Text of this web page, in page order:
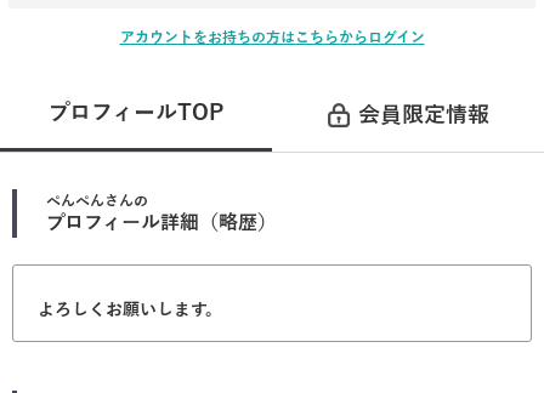
アカウントをお持ちの方はこちらからログイン
プロフィールTOP 会員限定情報
ぺんぺん さんの
プロフィール詳細（略歴）
よろしくお願いします。